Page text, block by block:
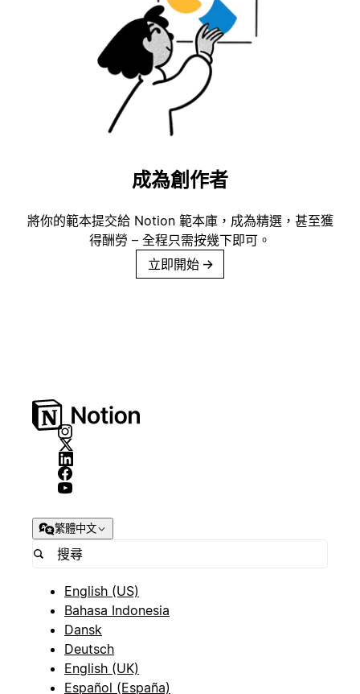
成為創作者
將你的範本提交給 Notion 範本庫，成為精選，甚至獲
得酬勞 – 全程只需按幾下即可。
立即開始 →
繁體中文
English (US)
Bahasa Indonesia
Dansk
Deutsch
English (UK)
Español (España)